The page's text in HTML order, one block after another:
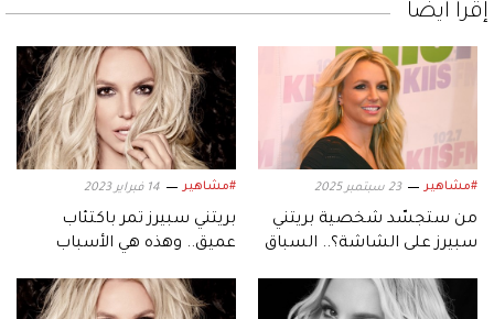
إقرأ أيضاً
#مشاهير 23 سبتمبر 2025
من ستجسّد شخصية بريتني
سبيرز على الشاشة؟.. السباق
#مشاهير 14 فبراير 2023
بريتني سبيرز تمر باكتئاب
عميق.. وهذه هي الأسباب